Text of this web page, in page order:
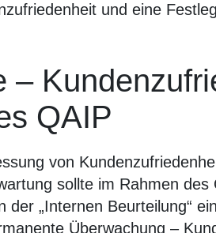
und eine
–
QAIP
von
sollte im Rahmen
der „Internen Beurteilung“
Überwachung –